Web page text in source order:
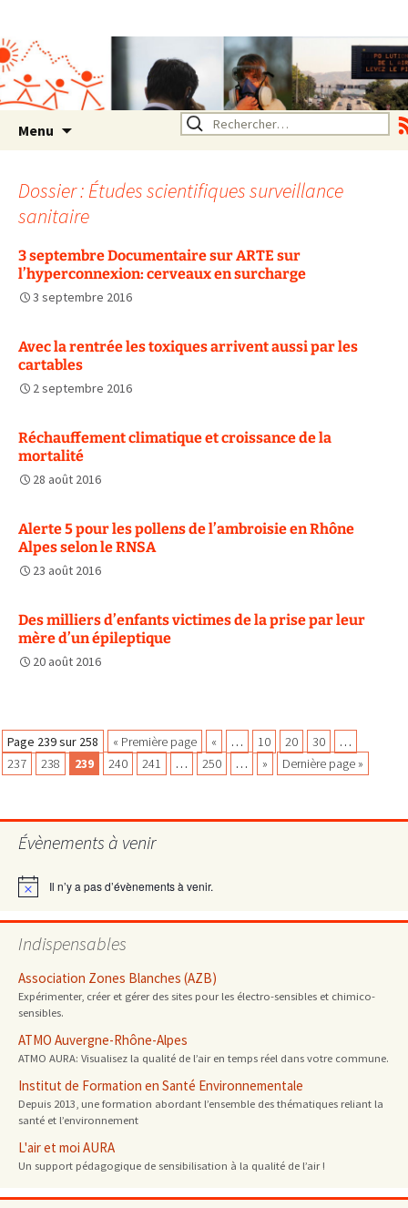
Rhône Alpes
Un environnement sain pour
la santé de tous
Menu Rechercher :
Dossier : Études scientifiques surveillance
sanitaire
3 septembre Documentaire sur ARTE sur
l’hyperconnexion: cerveaux en surcharge
3 septembre 2016
Avec la rentrée les toxiques arrivent aussi par les
cartables
2 septembre 2016
Réchauffement climatique et croissance de la
mortalité
28 août 2016
Alerte 5 pour les pollens de l’ambroisie en Rhône
Alpes selon le RNSA
23 août 2016
Des milliers d’enfants victimes de la prise par leur
mère d’un épileptique
20 août 2016
Navigation
des
articles
Page 239 sur 258 « Première page « … 10 20 30
…
237
238 239 240 241 … 250 … » Dernière page »
Évènements à venir
Notice Il n’y a pas d’évènements à venir.
Indispensables
Association Zones Blanches (AZB)
Expérimenter, créer et gérer des sites pour les électro-sensibles et chimico-
sensibles.
ATMO Auvergne-Rhône-Alpes
ATMO AURA: Visualisez la qualité de l’air en temps réel dans votre commune.
Institut de Formation en Santé Environnementale
Depuis 2013, une formation abordant l’ensemble des thématiques reliant la
santé et l’environnement
L'air et moi AURA
Un support pédagogique de sensibilisation à la qualité de l’air !